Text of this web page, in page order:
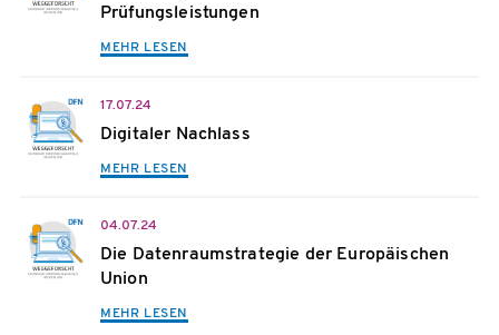
Prüfungsleistungen
MEHR LESEN
17.07.24
Digitaler Nachlass
MEHR LESEN
04.07.24
Die Datenraumstrategie der Europäischen
Union
MEHR LESEN